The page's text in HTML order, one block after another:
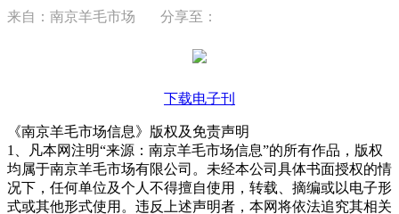
来自：南京羊毛市场 分享至：
下载电子刊
《南京羊毛市场信息》版权及免责声明
1、凡本网注明“来源：南京羊毛市场信息”的所有作品，版权
均属于南京羊毛市场有限公司。未经本公司具体书面授权的情
况下，任何单位及个人不得擅自使用，转载、摘编或以电子形
式或其他形式使用。违反上述声明者，本网将依法追究其相关